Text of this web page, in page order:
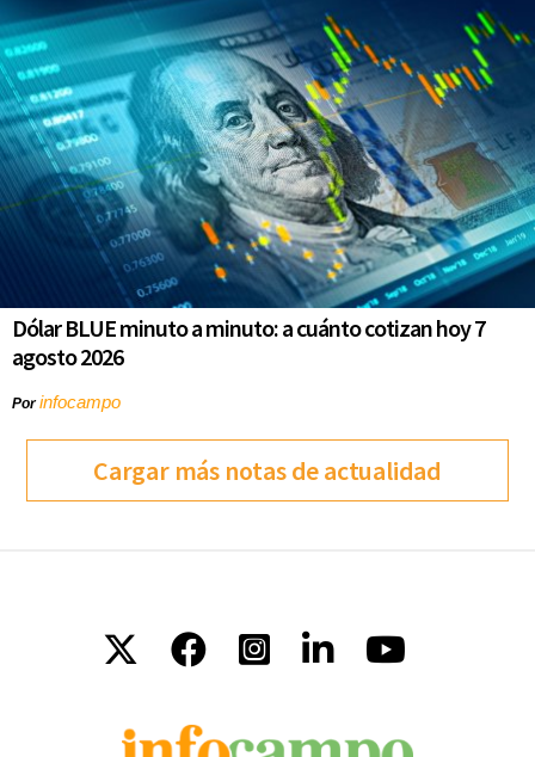
Dólar BLUE minuto a minuto: a cuánto cotizan hoy 7
agosto 2026
Porinfocampo
Cargar más notas de actualidad